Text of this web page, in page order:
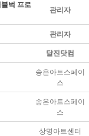
벅 프로
관리자
관리자
달진닷컴
송은아트스페이
스
송은아트스페이
스
상명아트센터